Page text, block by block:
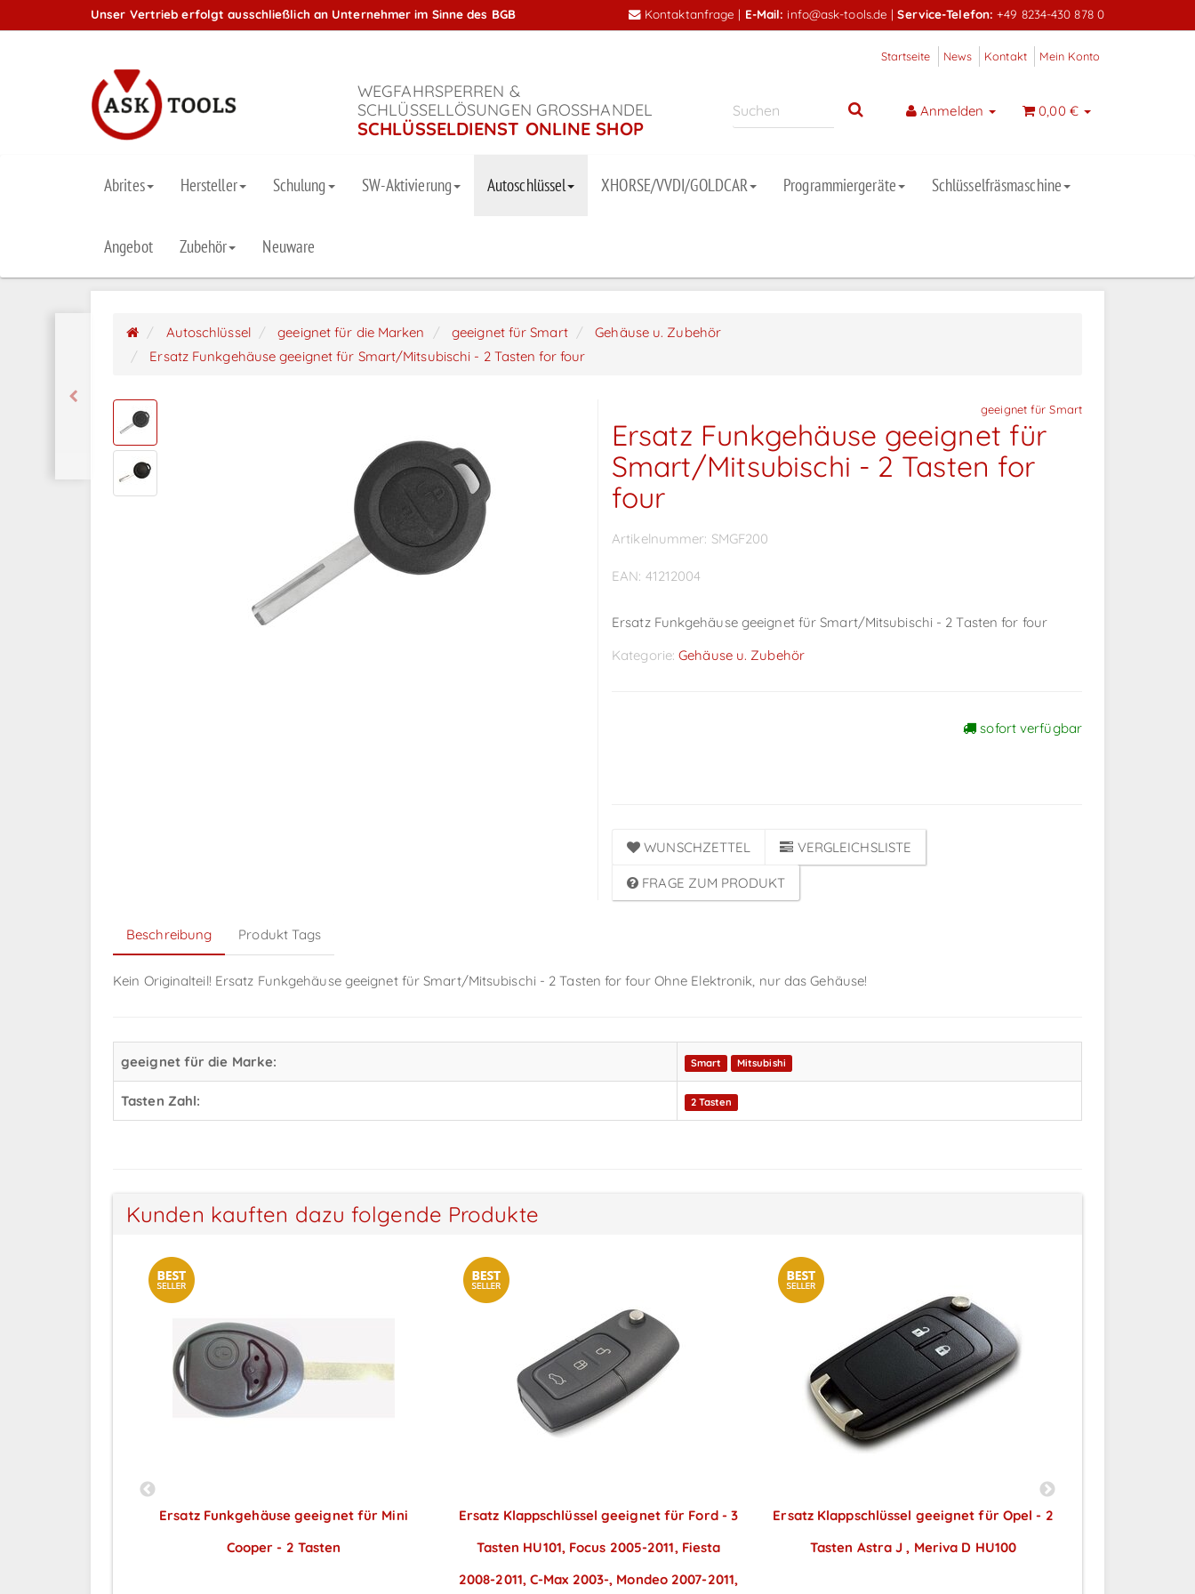
Unser Vertrieb erfolgt ausschließlich an Unternehmer im Sinne des BGB Kontaktanfrage | E-Mail: info@ask-tools.de |Service-Telefon: +49 8234-430 878 0
Startseite News Kontakt Mein Konto
WEGFAHRSPERREN &
SCHLÜSSELLÖSUNGEN GROSSHANDEL
SCHLÜSSELDIENST ONLINE SHOP
Anmelden 0,00 €
Abrites Hersteller Schulung SW-Aktivierung Autoschlüssel XHORSE/VVDI/GOLDCAR Programmiergeräte Schlüsselfräsmaschine
Angebot Zubehör Neuware
Autoschlüssel geeignet für die Marken geeignet für Smart
Gehäuse u. Zubehör
Ersatz Funkgehäuse geeignet für Smart/Mitsubischi - 2 Tasten for four
geeignet für Smart
Ersatz Funkgehäuse geeignet für
Smart/Mitsubischi - 2 Tasten for
four
Artikelnummer: SMGF200
EAN: 41212004
Ersatz Funkgehäuse geeignet für Smart/Mitsubischi - 2 Tasten for four
Kategorie:Gehäuse u. Zubehör
sofort verfügbar
WUNSCHZETTEL VERGLEICHSLISTE
FRAGE ZUM PRODUKT
Beschreibung Produkt Tags
Kein Originalteil! Ersatz Funkgehäuse geeignet für Smart/Mitsubischi - 2 Tasten for four Ohne Elektronik, nur das Gehäuse!
geeignet für die Marke: Smart Mitsubishi
Tasten Zahl: 2 Tasten
Kunden kauften dazu folgende Produkte
Ersatz Funkgehäuse geeignet für Mini
Cooper - 2 Tasten
Ersatz Klappschlüssel geeignet für Ford - 3
Tasten HU101, Focus 2005-2011, Fiesta
2008-2011, C-Max 2003-, Mondeo 2007-2011,
Ersatz Klappschlüssel geeignet für Opel - 2
Tasten Astra J , Meriva D HU100